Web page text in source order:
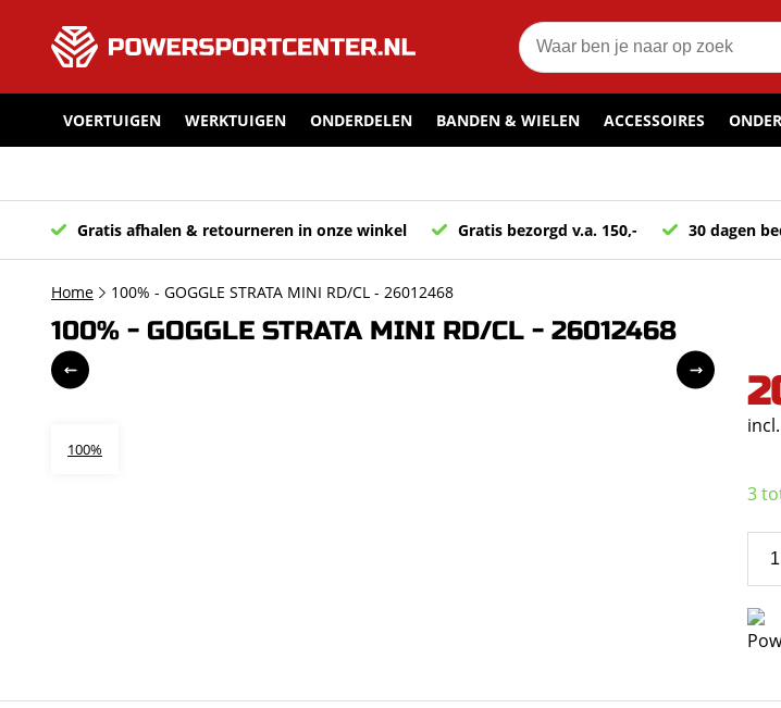
VOERTUIGEN WERKTUIGEN ONDERDELEN BANDEN & WIELEN ACCESSOIRES
Gratis afhalen & retourneren in onze winkel Gratis bezorgd v.a. 150,- 30 dagen
Home 100% - GOGGLE STRATA MINI RD/CL - 26012468
100% - GOGGLE STRATA MINI RD/CL - 26012468
100%
3